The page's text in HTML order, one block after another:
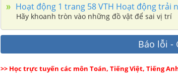
Hoạt động 1 trang 58 VTH Hoạt động trải
Hãy khoanh tròn vào những đồ vật để sai vị trí
Báo lỗi -
>> Học trực tuyến các môn Toán, Tiếng Việt, Tiếng